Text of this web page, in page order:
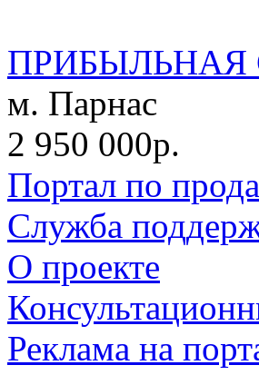
ПРИБЫЛЬНАЯ
м. Парнас
2 950 000р.
Портал по
Служба
О проекте
Реклама на